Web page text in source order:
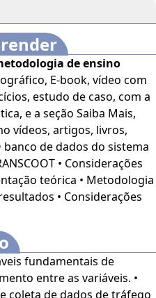
por transporte em
viária também
e avenidas mal
dificultam o fluxo e
A qualidade e
é outro elemento central.
ou mal integrado, as
particular,
vias urbanas.
a respeito das variáveis
do tráfego
avaliação de medidas
entre outras metodologias
e de transportes.
mobilidade.
de ensino
E-book, vídeo com
estudo de caso, com a
e a seção Saiba Mais,
vídeos, artigos, livros,
• Considerações
teórica • Metodologia
• Considerações
fundamentais de
entre as variáveis. •
coleta de dados de tráfego